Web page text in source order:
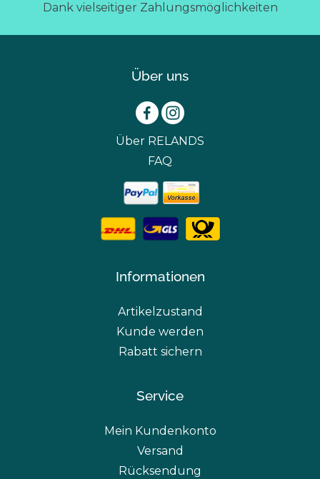
Dank vielseitiger Zahlungsmöglichkeiten
Über uns
Über RELANDS
FAQ
Informationen
Artikelzustand
Kunde werden
Rabatt sichern
Service
Mein Kundenkonto
Versand
Rücksendung